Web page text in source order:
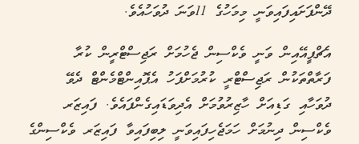
ދޭންފަށައިފައިވަނީ މިމަހުގެ 11ވަނަ ދުވަހުއެވެ.
އެޗްޕީއޭއިން ވަނީ ވެކްސިން ޖެހުމަށް ރަޖިސްޓްރީން ކުރާ
ފަރާތްތަކުން ރަޖިސްޓްރީ ކުރުމަށްފަހު އެޕޮއިންޓްމެންޓް ދެވޭ
ދުވަހާއި ގަޑިއަށް ހާޒިރުވުމަށް އެދިވަޑައިގެންފައެވެ. ފައިޒަރ
ވެކްސިން ދިނުމަށް ހަމަޖެހިފައިވަނީ ލިބިފައިވާ ފައިޒަރ ވެކްސިންގެ